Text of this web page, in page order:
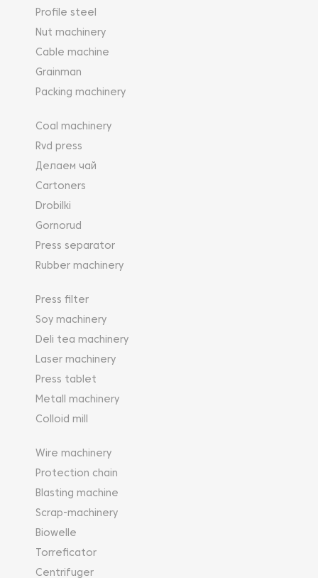
Profile steel
Nut machinery
Cable machine
Grainman
Packing machinery
Coal machinery
Rvd press
Делаем чай
Cartoners
Drobilki
Gornorud
Press separator
Rubber machinery
Press filter
Soy machinery
Deli tea machinery
Laser machinery
Press tablet
Metall machinery
Colloid mill
Wire machinery
Protection chain
Blasting machine
Scrap-machinery
Biowelle
Torreficator
Centrifuger